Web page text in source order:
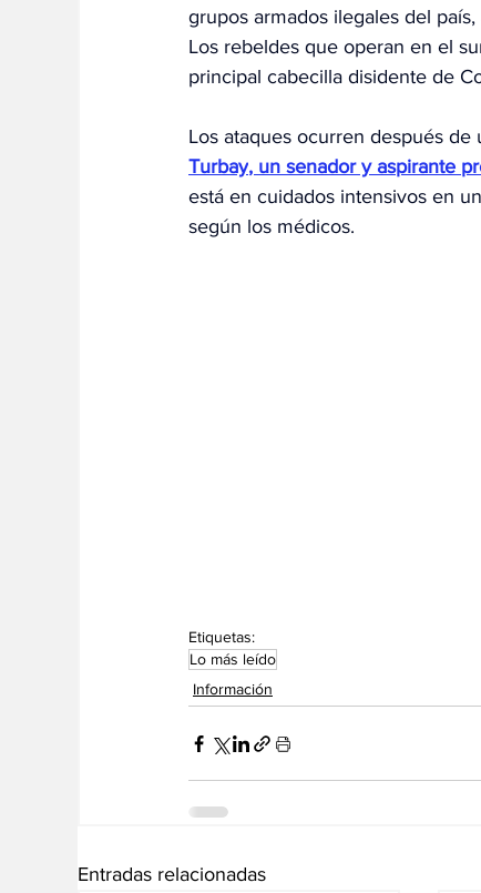
grupos armados ilegales del
Los rebeldes que operan en el
principal cabecilla disidente de
Los ataques ocurren después de
Turbay, un senador y aspirante
está en cuidados intensivos en
según los médicos.
Etiquetas:
Lo más leído
Información
Entradas relacionadas